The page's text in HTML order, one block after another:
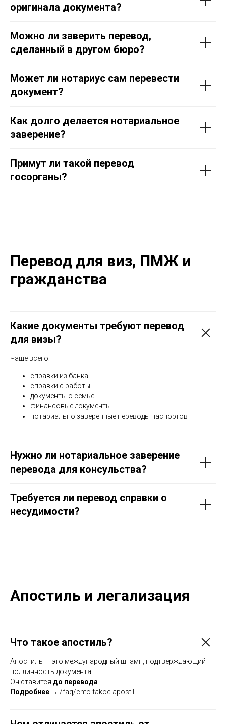
оригинала документа?
Можно ли заверить перевод,
сделанный в другом бюро?
Может ли нотариус сам перевести
документ?
Как долго делается нотариальное
заверение?
Примут ли такой перевод
госорганы?
Перевод для виз, ПМЖ и
гражданства
Какие документы требуют перевод
для визы?
Чаще всего:
справки из банка
справки с работы
документы о семье
финансовые документы
нотариально заверенные переводы паспортов
Нужно ли нотариальное заверение
перевода для консульства?
Требуется ли перевод справки о
несудимости?
Апостиль и легализация
Что такое апостиль?
Апостиль — это международный штамп, подтверждающий
подлинность документа.
Он ставится до перевода
Подробнее → /faq/chto-takoe-apostil